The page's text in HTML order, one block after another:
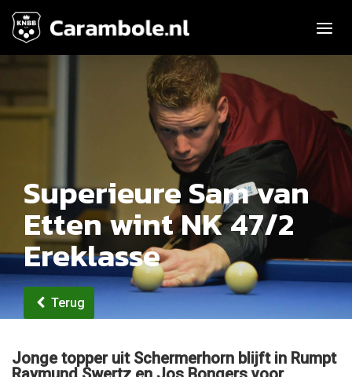
Superieure Sam van
Etten wint NK 47/2
Ereklasse
Terug
Jonge topper uit Schermerhorn blijft in Rumpt